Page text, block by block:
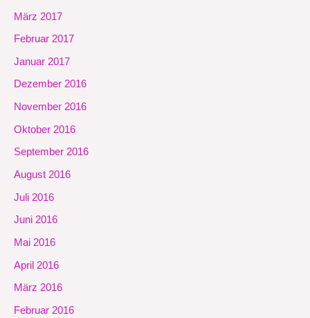
März 2017
Februar 2017
Januar 2017
Dezember 2016
November 2016
Oktober 2016
September 2016
August 2016
Juli 2016
Juni 2016
Mai 2016
April 2016
März 2016
Februar 2016